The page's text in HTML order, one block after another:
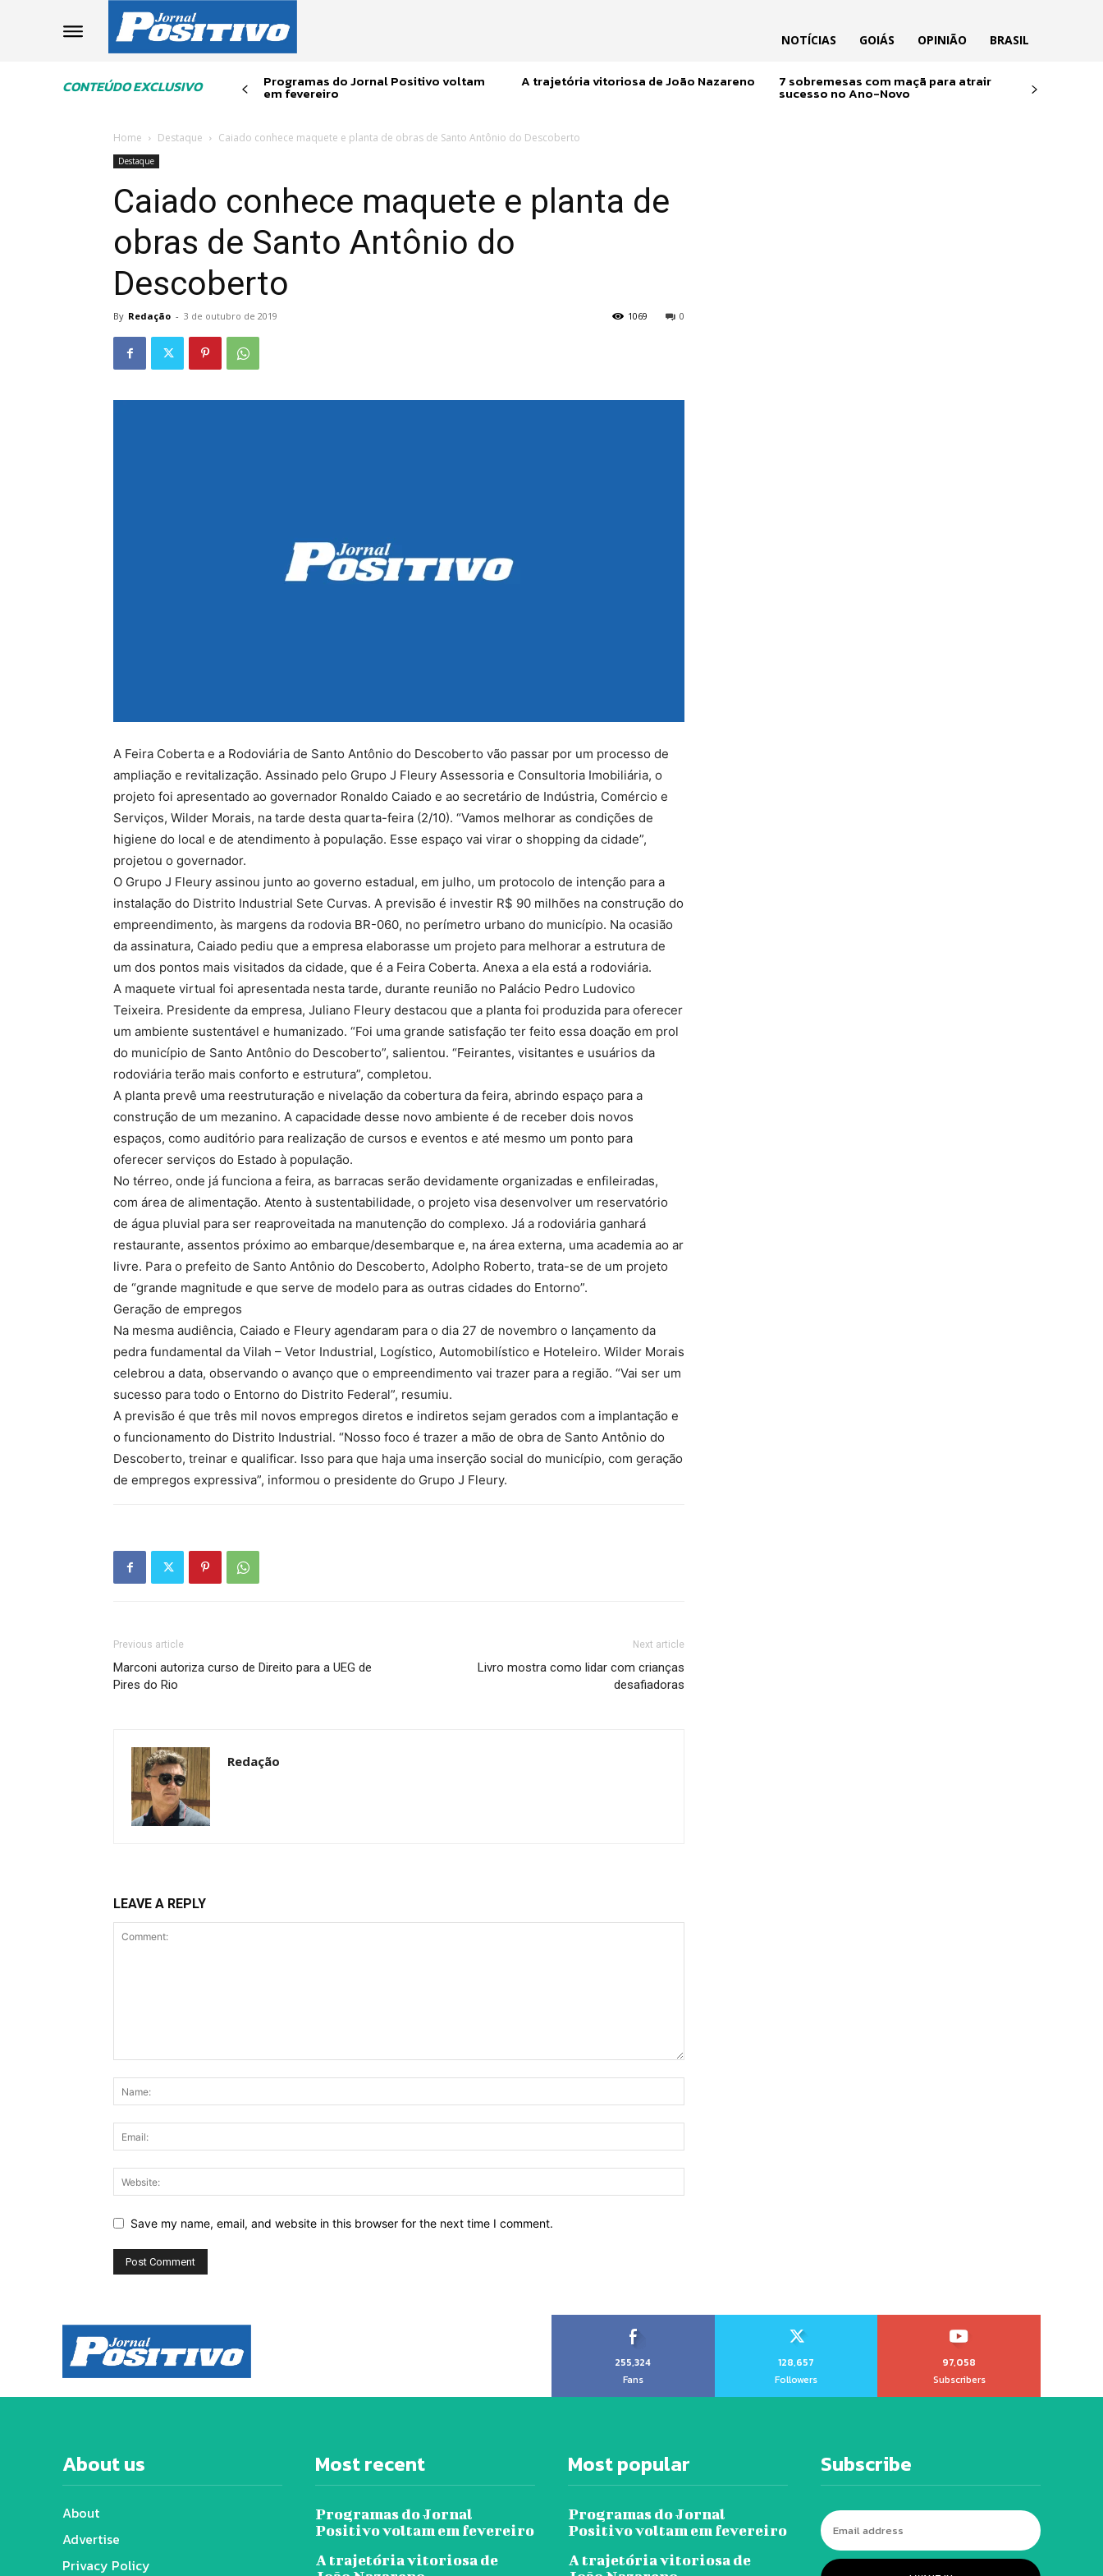
NOTÍCIAS GOIÁS OPINIÃO BRASIL
CONTEÚDO EXCLUSIVO Programas do Jornal Positivo voltam
em fevereiro
A trajetória vitoriosa de João Nazareno 7 sobremesas com maçã para atrair
sucesso no Ano-Novo
Home Destaque Caiado conhece maquete e planta de obras de Santo Antônio do Descoberto
Destaque
Caiado conhece maquete e planta de
obras de Santo Antônio do
Descoberto
By Redação - 3 de outubro de 2019 0
1069
A Feira Coberta e a Rodoviária de Santo Antônio do Descoberto vão passar por um processo de
ampliação e revitalização. Assinado pelo Grupo J Fleury Assessoria e Consultoria Imobiliária, o
projeto foi apresentado ao governador Ronaldo Caiado e ao secretário de Indústria, Comércio e
Serviços, Wilder Morais, na tarde desta quarta-feira (2/10). “Vamos melhorar as condições de
higiene do local e de atendimento à população. Esse espaço vai virar o shopping da cidade”,
projetou o governador.
O Grupo J Fleury assinou junto ao governo estadual, em julho, um protocolo de intenção para a
instalação do Distrito Industrial Sete Curvas. A previsão é investir R$ 90 milhões na construção do
empreendimento, às margens da rodovia BR-060, no perímetro urbano do município. Na ocasião
da assinatura, Caiado pediu que a empresa elaborasse um projeto para melhorar a estrutura de
um dos pontos mais visitados da cidade, que é a Feira Coberta. Anexa a ela está a rodoviária.
A maquete virtual foi apresentada nesta tarde, durante reunião no Palácio Pedro Ludovico
Teixeira. Presidente da empresa, Juliano Fleury destacou que a planta foi produzida para oferecer
um ambiente sustentável e humanizado. “Foi uma grande satisfação ter feito essa doação em prol
do município de Santo Antônio do Descoberto”, salientou. “Feirantes, visitantes e usuários da
rodoviária terão mais conforto e estrutura”, completou.
A planta prevê uma reestruturação e nivelação da cobertura da feira, abrindo espaço para a
construção de um mezanino. A capacidade desse novo ambiente é de receber dois novos
espaços, como auditório para realização de cursos e eventos e até mesmo um ponto para
oferecer serviços do Estado à população.
No térreo, onde já funciona a feira, as barracas serão devidamente organizadas e enfileiradas,
com área de alimentação. Atento à sustentabilidade, o projeto visa desenvolver um reservatório
de água pluvial para ser reaproveitada na manutenção do complexo. Já a rodoviária ganhará
restaurante, assentos próximo ao embarque/desembarque e, na área externa, uma academia ao ar
livre. Para o prefeito de Santo Antônio do Descoberto, Adolpho Roberto, trata-se de um projeto
de “grande magnitude e que serve de modelo para as outras cidades do Entorno”.
Geração de empregos
Na mesma audiência, Caiado e Fleury agendaram para o dia 27 de novembro o lançamento da
pedra fundamental da Vilah – Vetor Industrial, Logístico, Automobilístico e Hoteleiro. Wilder Morais
celebrou a data, observando o avanço que o empreendimento vai trazer para a região. “Vai ser um
sucesso para todo o Entorno do Distrito Federal”, resumiu.
A previsão é que três mil novos empregos diretos e indiretos sejam gerados com a implantação e
o funcionamento do Distrito Industrial. “Nosso foco é trazer a mão de obra de Santo Antônio do
Descoberto, treinar e qualificar. Isso para que haja uma inserção social do município, com geração
de empregos expressiva”, informou o presidente do Grupo J Fleury.
Previous article
Marconi autoriza curso de Direito para a UEG de
Pires do Rio
Next article
Livro mostra como lidar com crianças
desafiadoras
Redação
LEAVE A REPLY
Save my name, email, and website in this browser for the next time I comment.
255,324
Fans
128,657
Followers
97,058
Subscribers
About us
About
Advertise
Privacy Policy
Most recent
Programas do Jornal
Positivo voltam em fevereiro
A trajetória vitoriosa de
Most popular
Programas do Jornal
Positivo voltam em fevereiro
A trajetória vitoriosa de
Subscribe